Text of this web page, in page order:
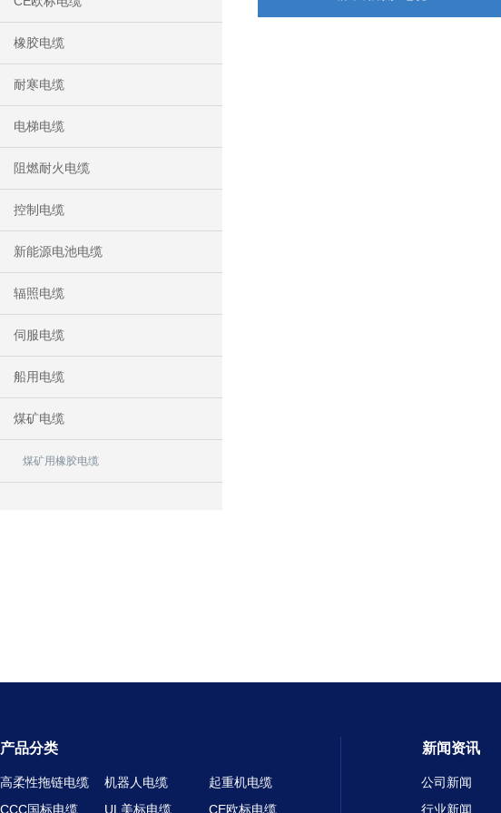
橡胶电缆
耐寒电缆
电梯电缆
阻燃耐火电缆
控制电缆
新能源电池电缆
辐照电缆
伺服电缆
船用电缆
煤矿电缆
煤矿用橡胶电缆
产品分类
高柔性拖链电缆 机器人电缆
起重机电缆
CCC国标电缆
UL美标电缆 CE欧标电缆
新闻资讯
公司新闻
行业新闻